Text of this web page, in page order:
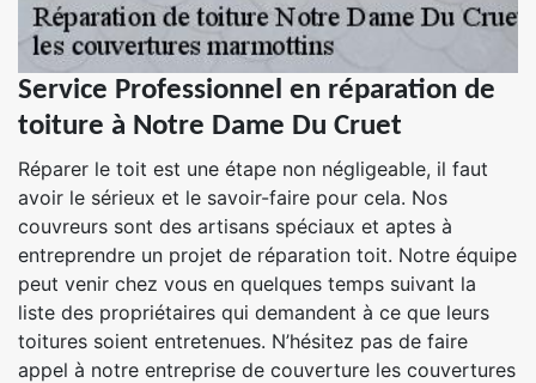
Service Professionnel en réparation de
toiture à Notre Dame Du Cruet
Réparer le toit est une étape non négligeable, il faut
avoir le sérieux et le savoir-faire pour cela. Nos
couvreurs sont des artisans spéciaux et aptes à
entreprendre un projet de réparation toit. Notre équipe
peut venir chez vous en quelques temps suivant la
liste des propriétaires qui demandent à ce que leurs
toitures soient entretenues. N’hésitez pas de faire
appel à notre entreprise de couverture les couvertures